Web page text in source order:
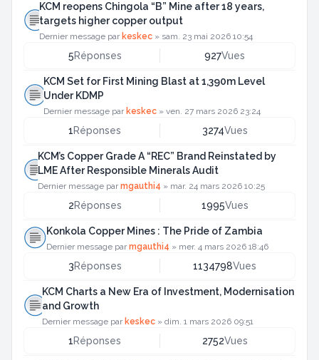
KCM reopens Chingola “B” Mine after 18 years,
targets higher copper output
Dernier message par keskec » sam. 23 mai 2026 10:54
5Réponses 927Vues
KCM Set for First Mining Blast at 1,390m Level
Under KDMP
Dernier message par keskec »ven. 27 mars 2026 23:24
1Réponses 3274Vues
KCM’s Copper Grade A “REC” Brand Reinstated by
LME After Responsible Minerals Audit
Dernier message parmgauthi4 » mar. 24 mars 2026 10:25
2Réponses 1995Vues
Konkola Copper Mines : The Pride of Zambia
Dernier message parmgauthi4 » mer. 4 mars 2026 18:46
3Réponses 1134798Vues
KCM Charts a New Era of Investment, Modernisation
and Growth
Dernier message par keskec »dim. 1 mars 2026 09:51
1Réponses 2752Vues